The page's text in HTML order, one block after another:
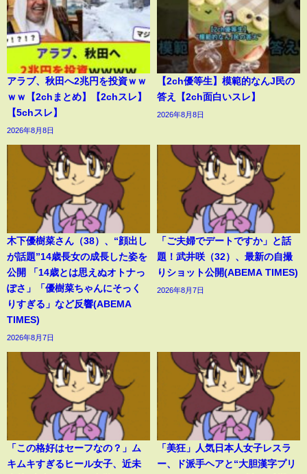
アラブ、秋田へ2兆円を投資ｗｗ
ｗｗ【2chまとめ】【2chスレ】
【5chスレ】
2026年8月8日
【2ch優等生】模範的なんJ民の
答え【2ch面白いスレ】
2026年8月8日
木下優樹菜さん（38）、“顔出し
が話題”14歳長女の成長した姿を
公開 「14歳とは思えぬオトナっ
ぽさ」「優樹菜ちゃんにそっく
りすぎる」など反響(ABEMA
TIMES)
2026年8月7日
「ご夫婦でデートですか」と話
題！武井咲（32）、最新の自撮
りショット公開(ABEMA TIMES)
2026年8月7日
「この格好はセーフなの？」ム
キムキすぎるヒール女子、近未
「美狂」人気日本人女子レスラ
ー、ド派手ヘアと“大胆漢字プリ